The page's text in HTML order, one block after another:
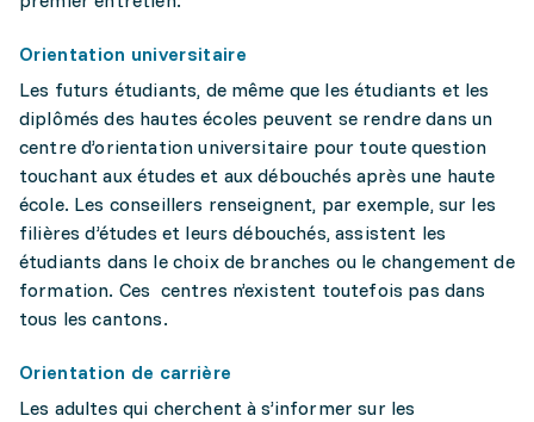
Orientation universitaire
Les futurs étudiants, de même que les étudiants et les
diplômés des hautes écoles peuvent se rendre dans un
centre d’orientation universitaire pour toute question
touchant aux études et aux débouchés après une haute
école. Les conseillers renseignent, par exemple, sur les
filières d’études et leurs débouchés, assistent les
étudiants dans le choix de branches ou le changement de
formation. Ces centres n’existent toutefois pas dans
tous les cantons.
Orientation de carrière
Les adultes qui cherchent à s’informer sur les